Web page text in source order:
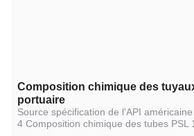
Composition chimique des
portuaire
Source spécification de l'API américaine
4 Composition chimique des tubes PSL